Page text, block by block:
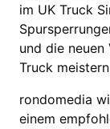
im UK Truck
und die
Truck
rondomedia
einem